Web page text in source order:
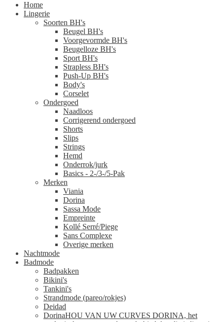
Home
Lingerie
Soorten BH's
Beugel BH's
Voorgevormde BH's
Beugelloze BH's
Sport BH's
Strapless BH's
Push-Up BH's
Body's
Corselet
Ondergoed
Naadloos
Corrigerend ondergoed
Shorts
Slips
Strings
Hemd
Onderrok/jurk
Basics - 2-/3-/5-Pak
Merken
Viania
Dorina
Sassa Mode
Empreinte
Kollé Serré/Piege
Sans Complexe
Overige merken
Nachtmode
Badmode
Badpakken
Bikini's
Tankini's
Strandmode (pareo/rokjes)
Deidad
DorinaHOU VAN UW CURVES DORINA, het